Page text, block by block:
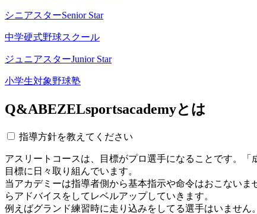
シニアスターSenior Star
中学硬式野球スクール
ジュニアスターJunior Star
小学生対象野球塾
Q&ABEZELsportsacademyとは
指導方針を教えてください
アスリートコースは、目標がプロ選手になることです。
目標に日々取り組んでいます。
当アカデミーは指導者側から基本指示や命令はおこない
らアドバイスをしてレベルアップしていきます。
例えばグランド練習時に走り込みをしてる選手はいませ